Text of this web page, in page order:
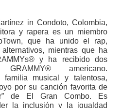
in Condoto, Colombia,
y rapera es un miembro
que ha unido el rap,
mientras que ha
y ha recibido dos
americano.
familia musical y talentosa,
por su canción favorita de
de El Gran Combo. Es
la inclusión y la igualdad